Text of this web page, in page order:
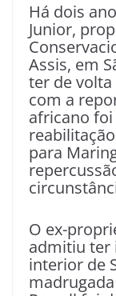
Há dois
Junior,
Assis, em
ter de volta
com a
africano
para
O ex-
admitiu ter
interior de